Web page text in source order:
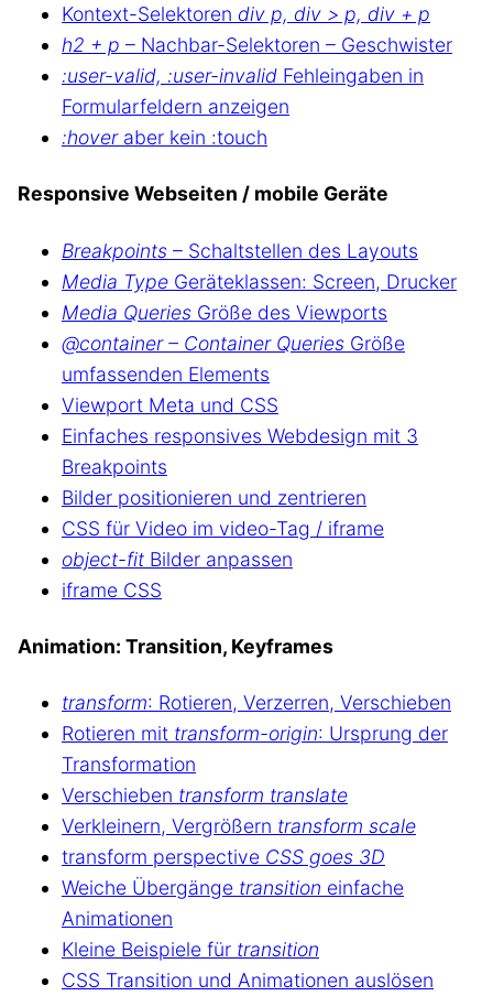
Kontext-Selektoren div p, div > p, div + p
h2 + p – Nachbar-Selektoren – Geschwister
:user-valid, :user-invalid Fehleingaben in
Formularfeldern anzeigen
:hoveraber kein :touch
Responsive Webseiten / mobile Geräte
Breakpoints – Schaltstellen des Layouts
Media Type Geräteklassen: Screen, Drucker
Media Queries Größe des Viewports
@container – Container Queries Größe
umfassenden Elements
Viewport Meta und CSS
Einfaches responsives Webdesign mit 3
Breakpoints
Bilder positionieren und zentrieren
CSS für Video im video-Tag / iframe
object-fit Bilder anpassen
iframe CSS
Animation: Transition, Keyframes
transform: Rotieren, Verzerren, Verschieben
Rotieren mit transform-origin: Ursprung der
Transformation
Verschieben transform translate
Verkleinern, Vergrößern transform scale
transform perspective CSS goes 3D
Weiche Übergänge transition einfache
Animationen
Kleine Beispiele für transition
CSS Transition und Animationen auslösen